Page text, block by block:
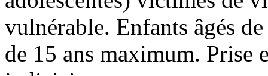
vulnérable. Enfants âgés
de 15 ans maximum. Prise